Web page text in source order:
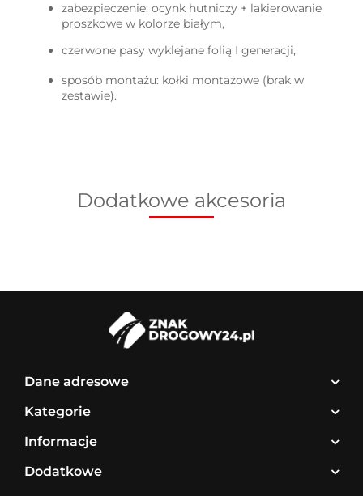
zabezpieczenie: ocynk hutniczy + lakierowanie
proszkowe w kolorze białym,
czerwone pasy wyklejane folią I generacji,
sposób montażu: kołki montażowe (brak w
zestawie).
Dodatkowe akcesoria
Dane adresowe
Kategorie
Informacje
Dodatkowe